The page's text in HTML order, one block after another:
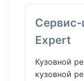
Сервис-
Expert
Кузовной
кузовной